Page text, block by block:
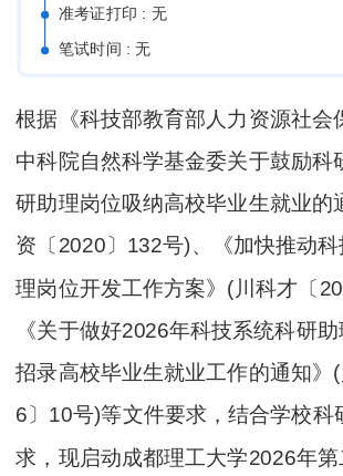
准考证打印 : 无
笔试时间 : 无
根据《科技部教育部人力资源社会
中科院自然科学基金委关于鼓励科
研助理岗位吸纳高校毕业生就业的
资〔2020〕132号)、《加快推动
理岗位开发工作方案》(川科才〔
《关于做好2026年科技系统科研
招录高校毕业生就业工作的通知》
6〕10号)等文件要求，结合学校科
求，现启动成都理工大学2026年